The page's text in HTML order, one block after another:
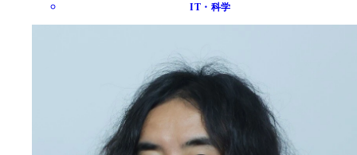
IT・科学